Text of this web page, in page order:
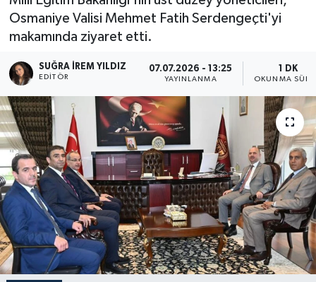
Osmaniye Valisi Mehmet Fatih Serdengeçti'yi
makamında ziyaret etti.
SUĞRA İREM YILDIZ
EDITÖR
07.07.2026 - 13:25
YAYINLANMA
1 DK
OKUNMA